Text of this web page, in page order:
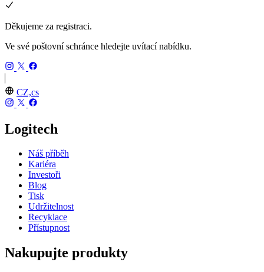
Děkujeme za registraci.
Ve své poštovní schránce hledejte uvítací nabídku.
CZ,cs
Logitech
Náš příběh
Kariéra
Investoři
Blog
Tisk
Udržitelnost
Recyklace
Přístupnost
Nakupujte produkty